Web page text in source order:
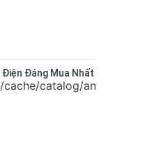
Đáng Mua Nhất